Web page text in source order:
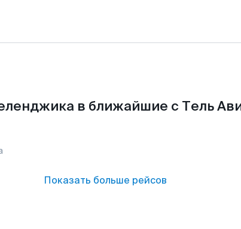
в ближайшие с Тель
Показать больше рейсов